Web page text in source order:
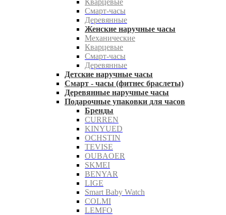
Кварцевые
Смарт-часы
Деревянные
Женские наручные часы
Механические
Кварцевые
Смарт-часы
Деревянные
Детские наручные часы
Смарт - часы (фитнес браслеты)
Деревянные наручные часы
Подарочные упаковки для часов
Бренды
CURREN
KINYUED
OCHSTIN
TEVISE
OUBAOER
SKMEI
BENYAR
LIGE
Smart Baby Watch
COLMI
LEMFO